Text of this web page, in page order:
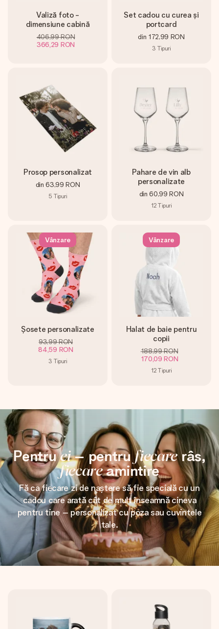
Valiză foto -
dimensiune cabină
406,99 RON
366,29 RON
Set cadou cu curea și
portcard
din 172,99 RON
3 Tipuri
Prosop personalizat
din 63,99 RON
5 Tipuri
Pahare de vin alb
personalizate
din 60,99 RON
12 Tipuri
Vânzare
Șosete personalizate
93,99 RON
84,59 RON
3 Tipuri
Vânzare
Halat de baie pentru
copii
188,99 RON
170,09 RON
12 Tipuri
Pentruei– pentrufiecarerâs,
fiecareamintire
Fă ca fiecare zi de naștere să fie specială cu un
cadou care arată cât de mult înseamnă cineva
pentru tine – personalizat cu poza sau cuvintele
tale.